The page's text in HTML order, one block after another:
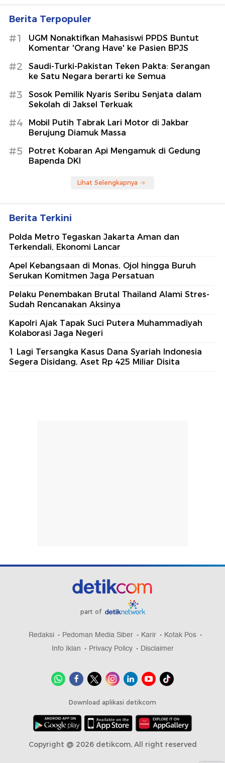
Berita Terpopuler
#1
UGM Nonaktifkan Mahasiswi PPDS Buntut
Komentar 'Orang Have' ke Pasien BPJS
#2
Saudi-Turki-Pakistan Teken Pakta: Serangan
ke Satu Negara berarti ke Semua
#3
Sosok Pemilik Nyaris Seribu Senjata dalam
Sekolah di Jaksel Terkuak
#4
Mobil Putih Tabrak Lari Motor di Jakbar
Berujung Diamuk Massa
#5
Potret Kobaran Api Mengamuk di Gedung
Bapenda DKI
Lihat Selengkapnya
Berita Terkini
Polda Metro Tegaskan Jakarta Aman dan
Terkendali, Ekonomi Lancar
Apel Kebangsaan di Monas, Ojol hingga Buruh
Serukan Komitmen Jaga Persatuan
Pelaku Penembakan Brutal Thailand Alami Stres-
Sudah Rencanakan Aksinya
Kapolri Ajak Tapak Suci Putera Muhammadiyah
Kolaborasi Jaga Negeri
1 Lagi Tersangka Kasus Dana Syariah Indonesia
Segera Disidang, Aset Rp 425 Miliar Disita
part of
Redaksi Pedoman Media Siber Karir
Kotak Pos
Info Iklan
Privacy Policy Disclaimer
Download aplikasi detikcom
Copyright @ 2026 detikcom, All right reserved